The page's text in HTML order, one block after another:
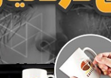
هیچ آگهی